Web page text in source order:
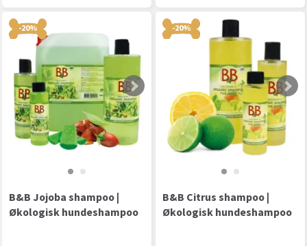
-20%
B&B Jojoba shampoo |
Økologisk hundeshampoo
-20%
B&B Citrus shampoo |
Økologisk hundeshampoo